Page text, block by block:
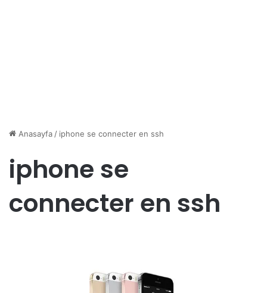
Anasayfa/ iphone se connecter en ssh
iphone se
connecter en ssh